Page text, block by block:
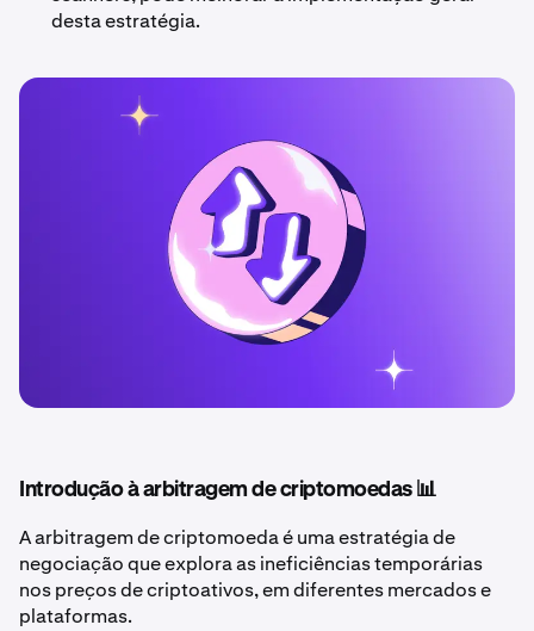
desta estratégia.
Introdução à arbitragem de criptomoedas 📊
A arbitragem de criptomoeda é uma estratégia de
negociação que explora as ineficiências temporárias
nos preços de criptoativos, em diferentes mercados e
plataformas.